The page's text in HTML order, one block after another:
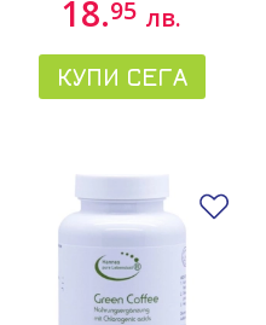
18.95 лв.
КУПИ СЕГА
Добави в любими